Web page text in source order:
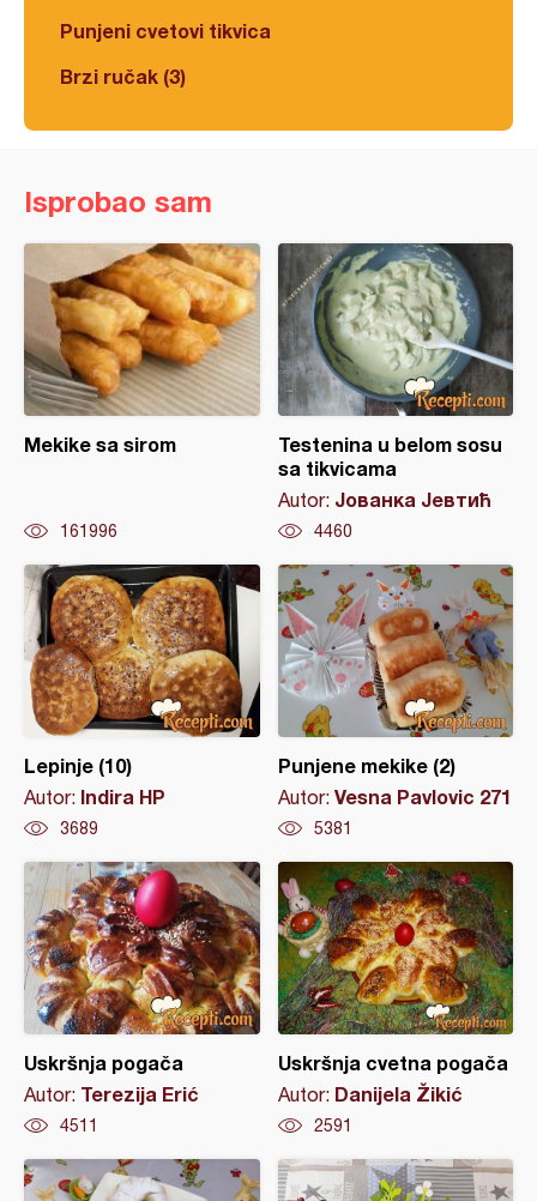
Punjeni cvetovi tikvica
Brzi ručak (3)
Isprobao sam
Mekike sa sirom
161996
Testenina u belom sosu
sa tikvicama
Autor: Јованка Јевтић
4460
Lepinje (10)
Autor: Indira HP
3689
Punjene mekike (2)
Autor: Vesna Pavlovic 271
5381
Uskršnja pogača
Autor: Terezija Erić
4511
Uskršnja cvetna pogača
Autor: Danijela Žikić
2591